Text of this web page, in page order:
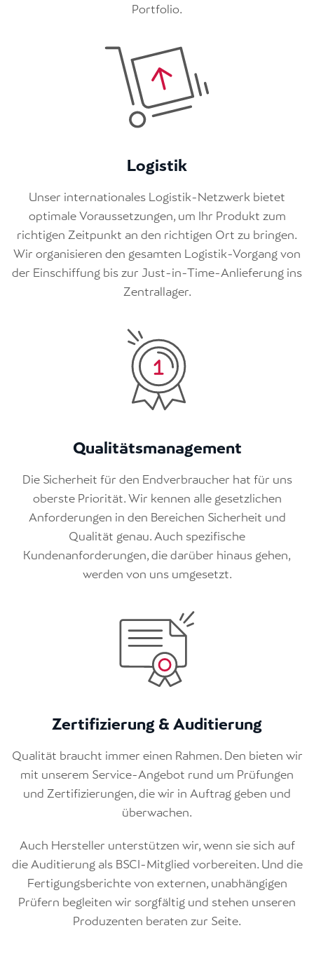
Portfolio.
Logistik
Unser internationales Logistik-Netzwerk bietet
optimale Voraussetzungen, um Ihr Produkt zum
richtigen Zeitpunkt an den richtigen Ort zu bringen.
Wir organisieren den gesamten Logistik-Vorgang von
der Einschiffung bis zur Just-in-Time-Anlieferung ins
Zentrallager.
Qualitätsmanagement
Die Sicherheit für den Endverbraucher hat für uns
oberste Priorität. Wir kennen alle gesetzlichen
Anforderungen in den Bereichen Sicherheit und
Qualität genau. Auch spezifische
Kundenanforderungen, die darüber hinaus gehen,
werden von uns umgesetzt.
Zertifizierung & Auditierung
Qualität braucht immer einen Rahmen. Den bieten wir
mit unserem Service-Angebot rund um Prüfungen
und Zertifizierungen, die wir in Auftrag geben und
überwachen.
Auch Hersteller unterstützen wir, wenn sie sich auf
die Auditierung als BSCI-Mitglied vorbereiten. Und die
Fertigungsberichte von externen, unabhängigen
Prüfern begleiten wir sorgfältig und stehen unseren
Produzenten beraten zur Seite.